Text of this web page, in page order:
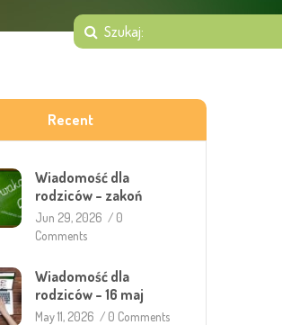
Recent
Wiadomość dla
rodziców – zakoń
Jun 29, 2026 / 0
Comments
Wiadomość dla
rodziców – 16 maj
May 11, 2026 / 0 Comments